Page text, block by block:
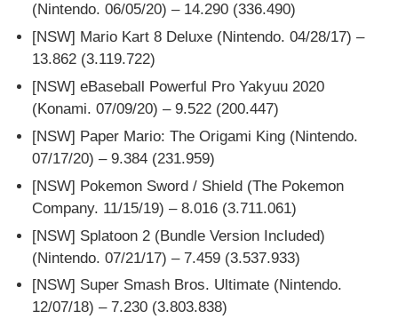
(Nintendo. 06/05/20) – 14.290 (336.490)
[NSW] Mario Kart 8 Deluxe (Nintendo. 04/28/17) –
13.862 (3.119.722)
[NSW] eBaseball Powerful Pro Yakyuu 2020
(Konami. 07/09/20) – 9.522 (200.447)
[NSW] Paper Mario: The Origami King (Nintendo.
07/17/20) – 9.384 (231.959)
[NSW] Pokemon Sword / Shield (The Pokemon
Company. 11/15/19) – 8.016 (3.711.061)
[NSW] Splatoon 2 (Bundle Version Included)
(Nintendo. 07/21/17) – 7.459 (3.537.933)
[NSW] Super Smash Bros. Ultimate (Nintendo.
12/07/18) – 7.230 (3.803.838)